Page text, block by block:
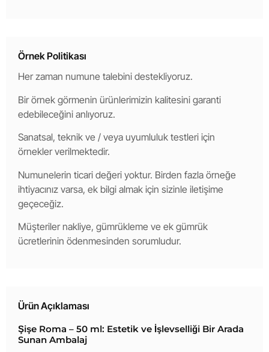
Örnek Politikası
Her zaman numune talebini destekliyoruz.
Bir örnek görmenin ürünlerimizin kalitesini garanti
edebileceğini anlıyoruz.
Sanatsal, teknik ve / veya uyumluluk testleri için
örnekler verilmektedir.
Numunelerin ticari değeri yoktur. Birden fazla örneğe
ihtiyacınız varsa, ek bilgi almak için sizinle iletişime
geçeceğiz.
Müşteriler nakliye, gümrükleme ve ek gümrük
ücretlerinin ödenmesinden sorumludur.
Ürün Açıklaması
Şişe Roma – 50 ml: Estetik ve İşlevselliği Bir Arada
Sunan Ambalaj